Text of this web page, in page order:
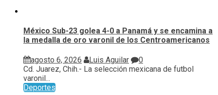
México Sub-23 golea 4-0 a Panamá y se encamina a
la medalla de oro varonil de los Centroamericanos
agosto 6, 2026 Luis Aguilar
0
Cd. Juarez, Chih.- La selección mexicana de futbol
varonil...
Deportes